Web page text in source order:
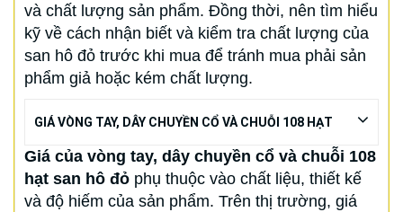
và chất lượng sản phẩm. Đồng thời, nên tìm hiểu
kỹ về cách nhận biết và kiểm tra chất lượng của
san hô đỏ trước khi mua để tránh mua phải sản
phẩm giả hoặc kém chất lượng.
GIÁ VÒNG TAY, DÂY CHUYỀN CỔ VÀ CHUỖI 108 HẠT
Giá của vòng tay, dây chuyền cổ và chuỗi 108
hạt san hô đỏ phụ thuộc vào chất liệu, thiết kế
và độ hiếm của sản phẩm. Trên thị trường, giá